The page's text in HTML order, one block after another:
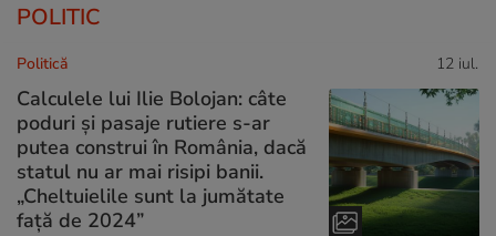
POLITIC
Politică 12 iul.
Calculele lui Ilie Bolojan: câte
poduri și pasaje rutiere s-ar
putea construi în România, dacă
statul nu ar mai risipi banii.
„Cheltuielile sunt la jumătate
faţă de 2024”